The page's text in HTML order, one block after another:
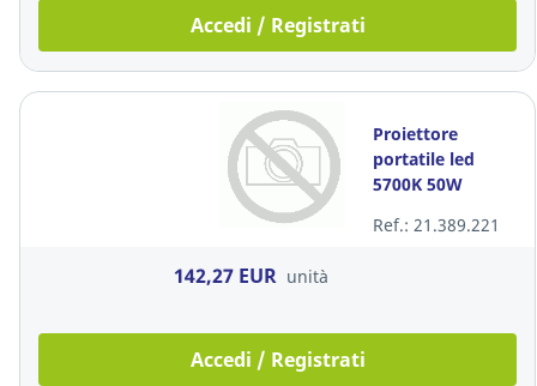
Accedi / Registrati
Proiettore
portatile led
5700K 50W
Ref.: 21.389.221
142,27 EUR unità
Accedi / Registrati